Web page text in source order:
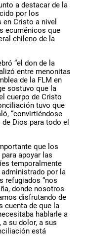
a destacar de la
por los
Cristo a nivel
ecuménicos que
chileno de la
“el don de la
entre menonitas
de la FLM en
sostuvo que la
cuerpo de Cristo
tuvo que
“convirtiéndose
Dios para todo el
que los
apoyar las
temporalmente
por la
refugiados “nos
donde nosotros
disfrutando de
cuenta de que la
hablarle a
a su dolor, a sus
está